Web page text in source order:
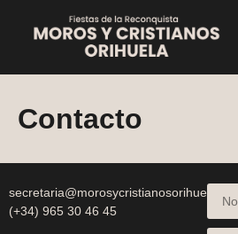
Contacto
secretaria@morosycristianosorihuela.com
(+34) 965 30 46 45